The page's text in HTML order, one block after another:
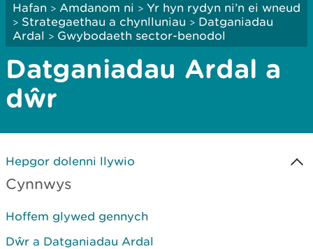
Hafan > Amdanom ni > Yr hyn rydyn ni’n ei wneud
> Strategaethau a chynlluniau > Datganiadau
Ardal > Gwybodaeth sector-benodol
Datganiadau Ardal a
dŵr
Hepgor dolenni llywio
Cynnwys
Hoffem glywed gennych
Dŵr a Datganiadau Ardal